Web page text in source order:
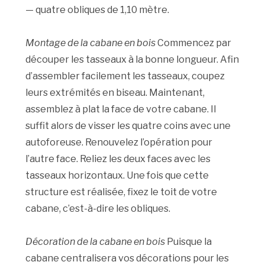
— quatre obliques de 1,10 mètre.
Montage de la cabane en boisCommencez par
découper les tasseaux à la bonne longueur. Afin
d’assembler facilement les tasseaux, coupez
leurs extrémités en biseau. Maintenant,
assemblez à plat la face de votre cabane. Il
suffit alors de visser les quatre coins avec une
autoforeuse. Renouvelez l’opération pour
l’autre face. Reliez les deux faces avec les
tasseaux horizontaux. Une fois que cette
structure est réalisée, fixez le toit de votre
cabane, c’est-à-dire les obliques.
Décoration de la cabane en bois Puisque la
cabane centralisera vos décorations pour les